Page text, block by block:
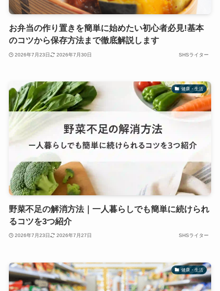
お弁当の作り置きを簡単に始めたい初心者必見!基本
のコツから保存方法まで徹底解説します
2026年7月23日 2026年7月30日 SHSライター
健康・生活
野菜不足の解消方法｜一人暮らしでも簡単に続けられ
るコツを3つ紹介
2026年7月23日 2026年7月27日 SHSライター
健康・生活